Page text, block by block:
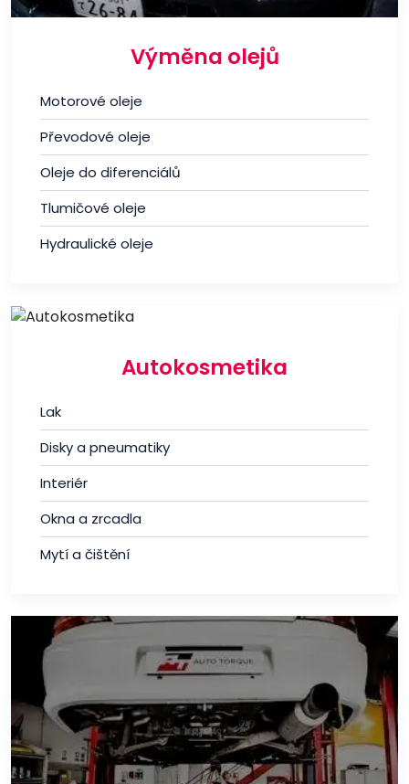
Výměna olejů
Motorové oleje
Převodové oleje
Oleje do diferenciálů
Tlumičové oleje
Hydraulické oleje
Autokosmetika
Lak
Disky a pneumatiky
Interiér
Okna a zrcadla
Mytí a čištění